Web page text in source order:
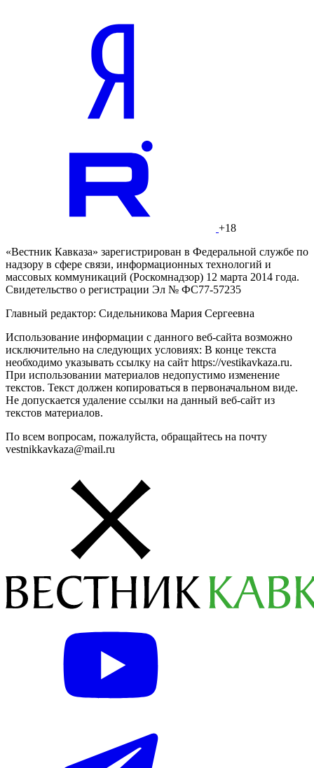
+18
«Вестник Кавказа» зарегистрирован в Федеральной службе по
надзору в сфере связи, информационных технологий и
массовых коммуникаций (Роскомнадзор) 12 марта 2014 года.
Свидетельство о регистрации Эл № ФС77-57235
Главный редактор: Сидельникова Мария Сергеевна
Использование информации с данного веб-сайта возможно
исключительно на следующих условиях: В конце текста
необходимо указывать ссылку на сайт https://vestikavkaza.ru.
При использовании материалов недопустимо изменение
текстов. Текст должен копироваться в первоначальном виде.
Не допускается удаление ссылки на данный веб-сайт из
текстов материалов.
По всем вопросам, пожалуйста, обращайтесь на почту
vestnikkavkaza@mail.ru